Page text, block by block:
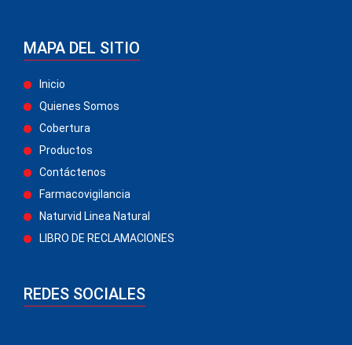
MAPA DEL SITIO
Inicio
Quienes Somos
Cobertura
Productos
Contáctenos
Farmacovigilancia
Naturvid Linea Natural
LIBRO DE RECLAMACIONES
REDES SOCIALES